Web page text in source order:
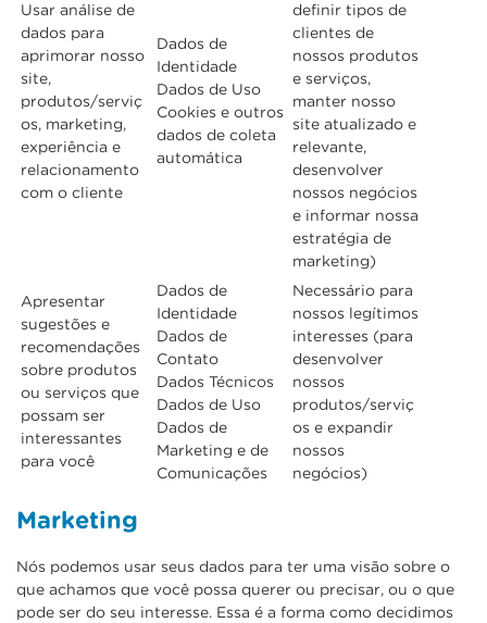
Usar análise de
dados para
aprimorar nosso
site,
produtos/serviç
os, marketing,
experiência e
relacionamento
com o cliente
Dados de
Identidade
Dados de Uso
Cookies e outros
dados de coleta
automática
definir tipos de
clientes de
nossos produtos
e serviços,
manter nosso
site atualizado e
relevante,
desenvolver
nossos negócios
e informar nossa
estratégia de
marketing)
Apresentar
sugestões e
recomendações
sobre produtos
ou serviços que
possam ser
interessantes
para você
Dados de
Identidade
Dados de
Contato
Dados Técnicos
Dados de Uso
Dados de
Marketing e de
Comunicações
Necessário para
nossos legítimos
interesses (para
desenvolver
nossos
produtos/serviç
os e expandir
nossos
negócios)
Marketing
Nós podemos usar seus dados para ter uma visão sobre o
que achamos que você possa querer ou precisar, ou o que
pode ser do seu interesse. Essa é a forma como decidimos